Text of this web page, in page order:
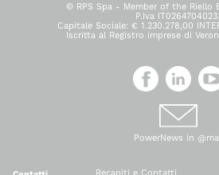
© RPS Spa - Member of the Riello
P.Iva
Capitale Sociale: € 1.230.278,00
Iscritta al Registro imprese di
PowerNews in